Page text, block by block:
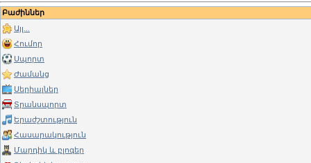
Բաժիններ
Այլ...
Հումոր
Սպորտ
Ժամանց
Սերիալներ
Տրանսպորտ
Երաժշտություն
Հասարակություն
Մարդիկ և բլոգեր